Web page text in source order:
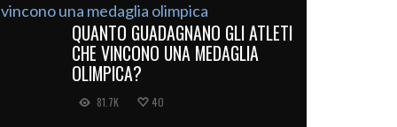
QUANTO GUADAGNANO GLI ATLETI
CHE VINCONO UNA MEDAGLIA
OLIMPICA?
81.7K 40